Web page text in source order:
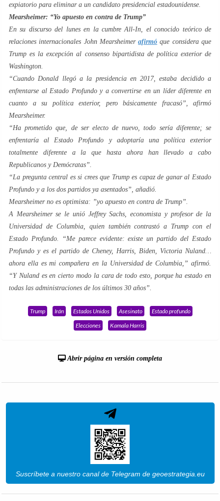
expiatorio para eliminar a un candidato presidencial estadounidense.
Mearsheimer: “Yo apuesto en contra de Trump”
En su discurso del lunes en la cumbre All-In, el conocido teórico de
relaciones internacionales John Mearsheimerafirmó que considera que
Trump es la excepción al consenso bipartidista de política exterior de
Washington.
“Cuando Donald llegó a la presidencia en 2017, estaba decidido a
enfrentarse al Estado Profundo y a convertirse en un líder diferente en
cuanto a su política exterior, pero básicamente fracasó”, afirmó
Mearsheimer.
“Ha prometido que, de ser electo de nuevo, todo sería diferente; se
enfrentaría al Estado Profundo y adoptaría una política exterior
totalmente diferente a la que hasta ahora han llevado a cabo
Republicanos y Demócratas”.
“La pregunta central es si crees que Trump es capaz de ganar al Estado
Profundo y a los dos partidos ya asentados”, añadió.
Mearsheimer no es optimista: ”yo apuesto en contra de Trump”.
A Mearsheimer se le unió Jeffrey Sachs, economista y profesor de la
Universidad de Columbia, quien también contrastó a Trump con el
Estado Profundo. “Me parece evidente: existe un partido del Estado
Profundo y es el partido de Cheney, Harris, Biden, Victoria Nuland…
ahora ella es mi compañera en la Universidad de Columbia, ” afirmó.
“Y Nuland es en cierto modo la cara de todo esto, porque ha estado en
todas las administraciones de los últimos 30 años”.
Trump Irán Estados Unidos Asesinato
Estado profundo
Elecciones
Kamala Harris
Abrir página en versión completa
Suscríbete a nuestro canal de Telegram de geoestrategia.eu